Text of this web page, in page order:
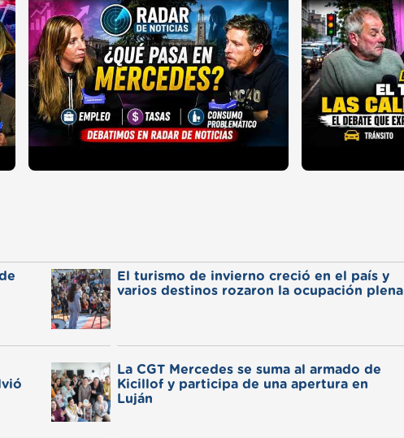
El turismo de invierno creció en el país y
varios destinos rozaron la ocupación plena
La CGT Mercedes se suma al armado de
Kicillof y participa de una apertura en
Luján